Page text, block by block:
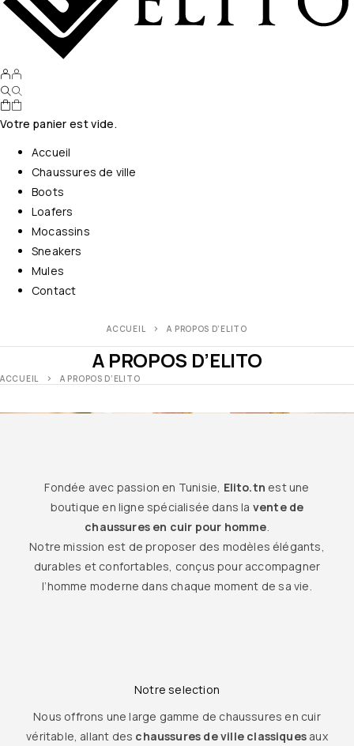
Votre panier est vide.
Accueil
Chaussures de ville
Boots
Loafers
Mocassins
Sneakers
Mules
Contact
ACCUEIL A PROPOS D’ELITO
A PROPOS D’ELITO
ACCUEIL A PROPOS D’ELITO
Fondée avec passion en Tunisie, Elito.tn est une
boutique en ligne spécialisée dans la vente de
chaussures en cuir pour homme.
Notre mission est de proposer des modèles élégants,
durables et confortables, conçus pour accompagner
l’homme moderne dans chaque moment de sa vie.
Notre selection
Nous offrons une large gamme de chaussures en cuir
véritable, allant des chaussures de ville classiques aux